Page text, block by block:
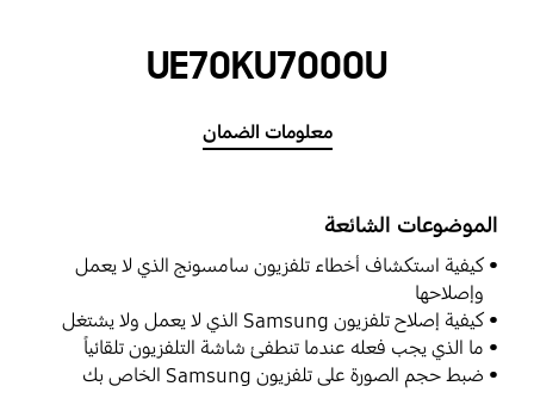
UE70KU7000U
معلومات الضمان
الموضوعات الشائعة
كيفية استكشاف أخطاء تلفزيون سامسونج الذي لا يعمل
وإصلاحها
كيفية إصلاح تلفزيون Samsung الذي لا يعمل ولا يشتغل
ما الذي يجب فعله عندما تنطفئ شاشة التلفزيون تلقائياً
ضبط حجم الصورة على تلفزيون Samsung الخاص بك